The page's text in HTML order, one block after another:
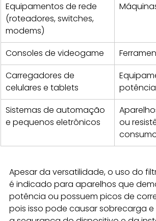
Equipamentos de rede
(roteadores, switches,
modems)
Consoles de videogame
Carregadores de
celulares e tablets
Sistemas de automação
e pequenos eletrônicos
ou
Apesar da versatilidade, o uso do
é indicado para aparelhos que
potência ou possuem picos de
pois isso pode causar sobrecarga